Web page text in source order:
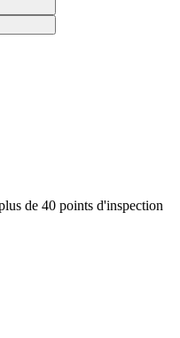
de 40 points d'inspection